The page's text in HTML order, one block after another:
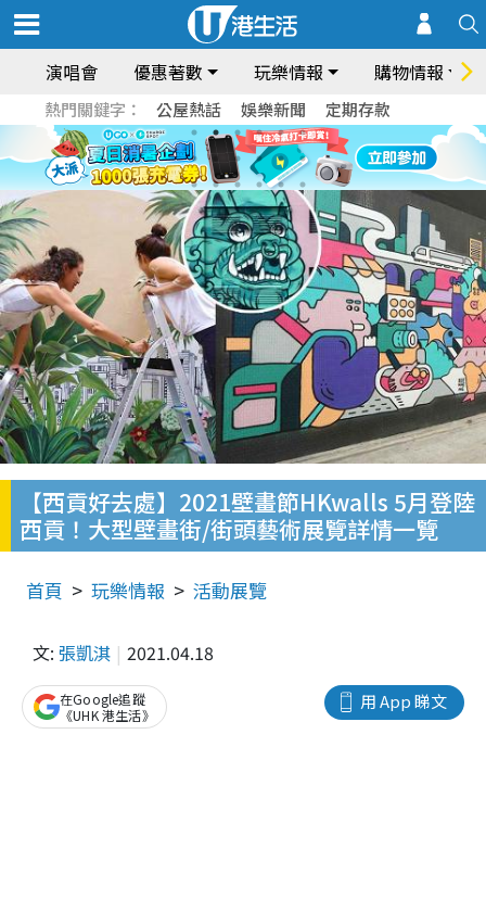
演唱會 優惠著數 玩樂情報 購物情報
熱門關鍵字： 公屋熱話 娛樂新聞 定期存款
【西貢好去處】2021壁畫節HKwalls 5月登陸
西貢！大型壁畫街/街頭藝術展覽詳情一覽
首頁 玩樂情報 活動展覽
文: 張凱淇 2021.04.18
用 App 睇文
在Google追蹤
《UHK 港生活》